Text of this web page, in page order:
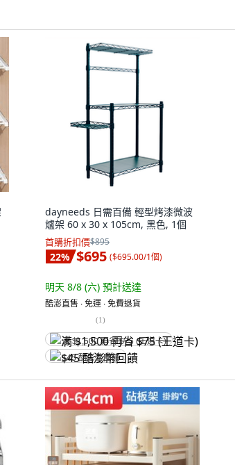
dayneeds 日需百備 輕型烤漆微波
爐架 60 x 30 x 105cm, 黑色, 1個
首購折扣價$895
22% $695 ($695.00/1個)
明天 8/8 (六) 預計送達
酷澎直售 ∙ 免運 ∙ 免費退貨
(1)
满 $1,500 再省 $75 (王道卡)
$45 酷澎幣回饋